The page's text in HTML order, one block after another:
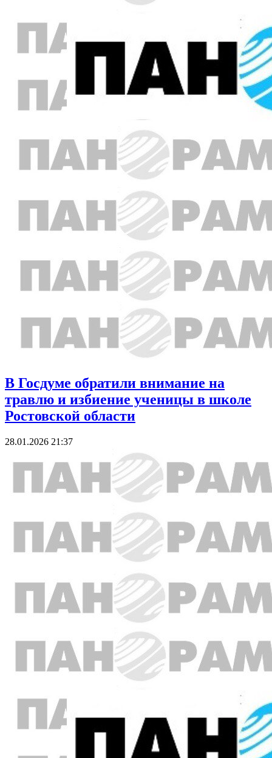
В Госдуме обратили внимание на
травлю и избиение ученицы в школе
Ростовской области
28.01.2026 21:37